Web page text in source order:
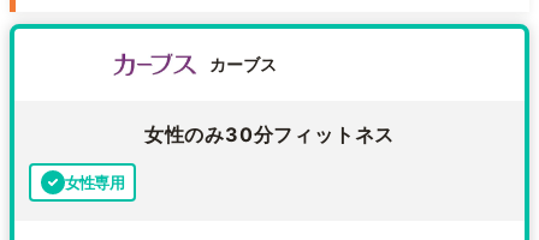
カーブス
女性のみ30分フィットネス
女性専用